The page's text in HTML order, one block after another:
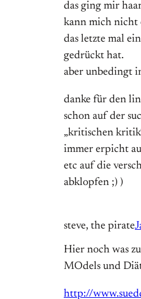
das ging mir
kann mich nicht
das letzte mal
gedrückt hat.
aber unbedingt
danke für den
schon auf der
„kritischen
immer erpicht
etc auf die
abklopfen ;) )
steve, the pirate
Hier noch was
MOdels und
http://